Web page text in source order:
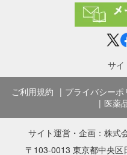
サイ
ご利用規約 プライバシーポ
医薬
サイト運営・企画： 株式
〒103-0013 東京都中央